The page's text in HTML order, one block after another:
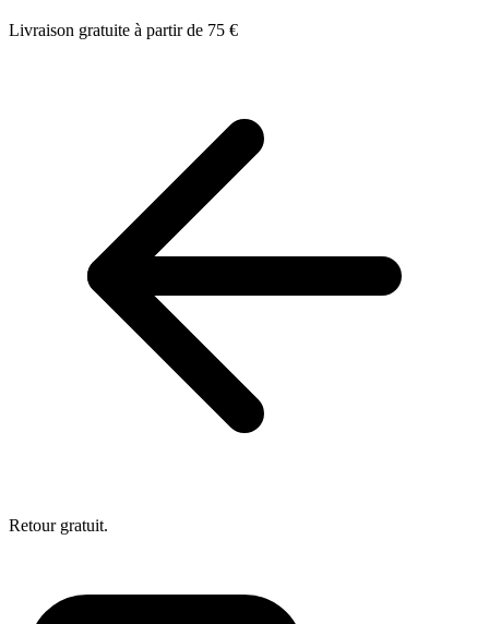
Livraison gratuite à partir de 75 €
Retour gratuit.